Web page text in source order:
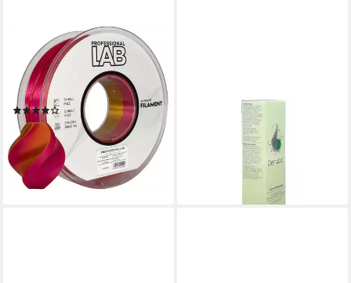
PROF. LAB
Filament Silk PLA Filament
Mehrfarbig 1KG 1.75mm,
Rainbow Filament
(11)
16,99 € UVP27,99 €
-39%
lieferbar - in 2-3 Werktagen bei dir
+3
(1.333,00 €/ 1 Stk)
lieferbar - in 3-4 Werktagen bei dir